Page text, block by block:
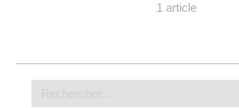
1 article